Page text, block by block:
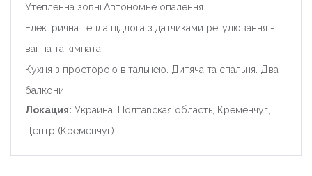
Утепленна зовні.Автономне опалення.
Електрична тепла підлога з датчиками регулювання -
ванна та кімната.
Кухня з просторою вітальнею. Дитяча та спальня. Два
балкони.
Локация: Украина, Полтавская область, Кременчуг,
Центр (Кременчуг)